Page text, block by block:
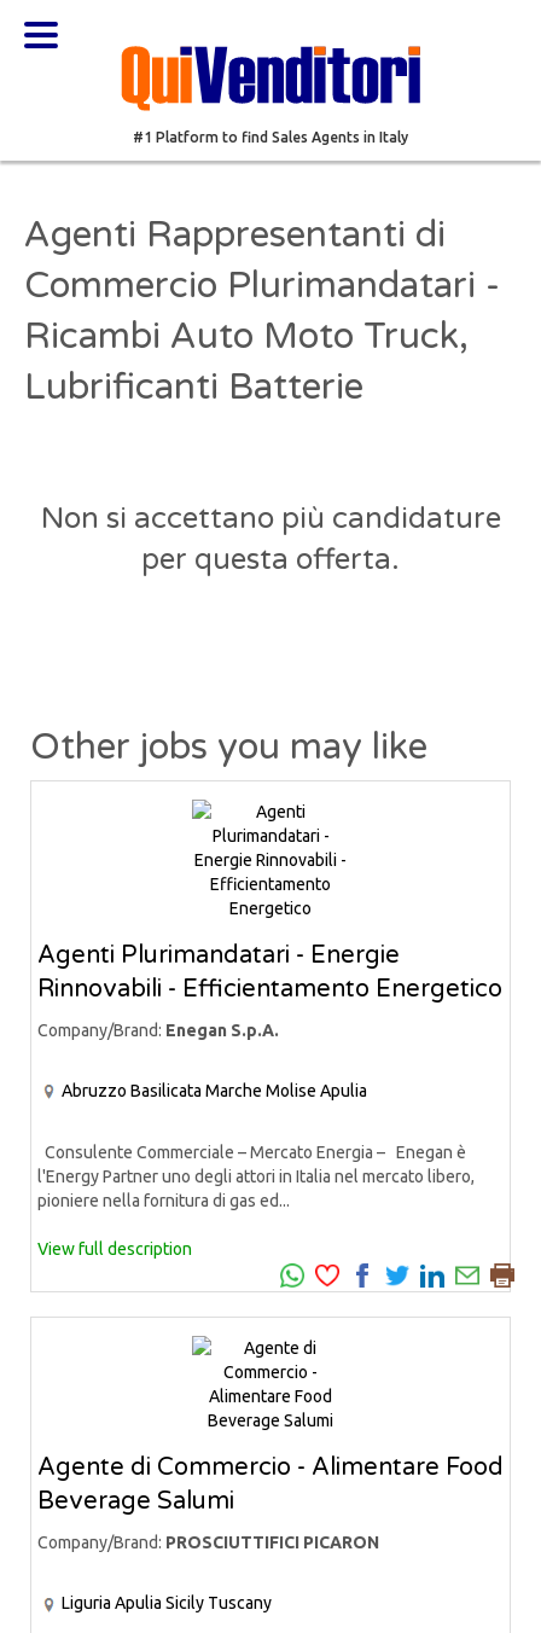
#1 Platform to find Sales Agents in Italy
Agenti Rappresentanti di
Commercio Plurimandatari -
Ricambi Auto Moto Truck,
Lubrificanti Batterie
Non si accettano più candidature
per questa offerta.
Other jobs you may like
Agenti Plurimandatari - Energie
Rinnovabili - Efficientamento Energetico
Company/Brand: Enegan S.p.A.
Abruzzo Basilicata Marche Molise Apulia
Consulente Commerciale – Mercato Energia – Enegan è
l'Energy Partner uno degli attori in Italia nel mercato libero,
pioniere nella fornitura di gas ed...
View full description
Agente di Commercio - Alimentare Food
Beverage Salumi
Company/Brand: PROSCIUTTIFICI PICARON
Liguria Apulia Sicily Tuscany